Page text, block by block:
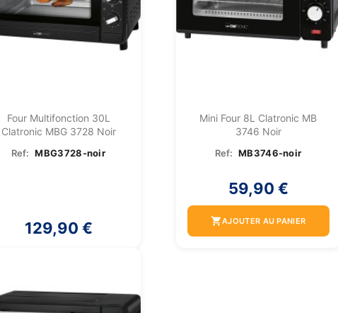
Four Multifonction 30L
Clatronic MBG 3728 Noir
Ref: MBG3728-noir
129,90 €
Mini Four 8L Clatronic MB
3746 Noir
Ref: MB3746-noir
59,90 €
shopping_cartAJOUTER AU PANIER